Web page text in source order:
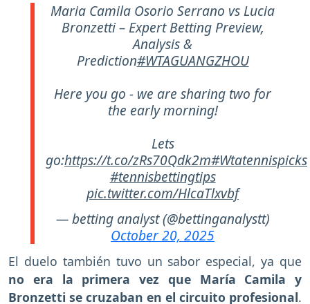
Maria Camila Osorio Serrano vs Lucia
Bronzetti – Expert Betting Preview,
Analysis &
Prediction#WTAGUANGZHOU
Here you go - we are sharing two for
the early morning!
Lets
go:https://t.co/zRs70Qdk2m#Wtatennispicks
#tennisbettingtips
pic.twitter.com/HlcaTlxvbf
— betting analyst (@bettinganalystt)
October 20, 2025
El duelo también tuvo un sabor especial, ya que
no era la primera vez que María Camila y
Bronzetti se cruzaban en el circuito profesional.